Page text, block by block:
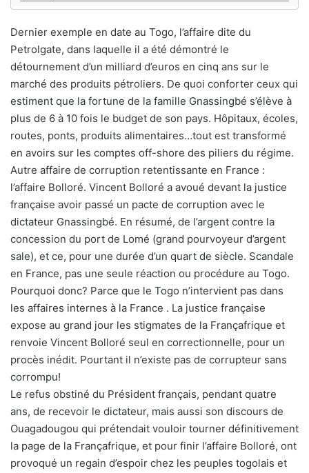
Dernier exemple en date au Togo, l’affaire dite du
Petrolgate, dans laquelle il a été démontré le
détournement d’un milliard d’euros en cinq ans sur le
marché des produits pétroliers. De quoi conforter ceux qui
estiment que la fortune de la famille Gnassingbé s’élève à
plus de 6 à 10 fois le budget de son pays. Hôpitaux, écoles,
routes, ponts, produits alimentaires…tout est transformé
en avoirs sur les comptes off-shore des piliers du régime.
Autre affaire de corruption retentissante en France :
l’affaire Bolloré. Vincent Bolloré a avoué devant la justice
française avoir passé un pacte de corruption avec le
dictateur Gnassingbé. En résumé, de l’argent contre la
concession du port de Lomé (grand pourvoyeur d’argent
sale), et ce, pour une durée d’un quart de siècle. Scandale
en France, pas une seule réaction ou procédure au Togo.
Pourquoi donc? Parce que le Togo n’intervient pas dans
les affaires internes à la France . La justice française
expose au grand jour les stigmates de la Françafrique et
renvoie Vincent Bolloré seul en correctionnelle, pour un
procès inédit. Pourtant il n’existe pas de corrupteur sans
corrompu!
Le refus obstiné du Président français, pendant quatre
ans, de recevoir le dictateur, mais aussi son discours de
Ouagadougou qui prétendait vouloir tourner définitivement
la page de la Françafrique, et pour finir l’affaire Bolloré, ont
provoqué un regain d’espoir chez les peuples togolais et